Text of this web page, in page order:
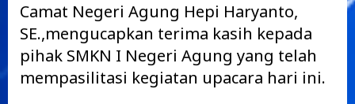
Camat Negeri Agung Hepi Haryanto,
SE.,mengucapkan terima kasih kepada
pihak SMKN I Negeri Agung yang telah
mempasilitasi kegiatan upacara hari ini.